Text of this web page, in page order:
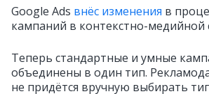
Google Ads внёс изменения в
кампаний в контекстно-медийной
Теперь стандартные и умные
объединены в один тип.
не придётся вручную выбирать